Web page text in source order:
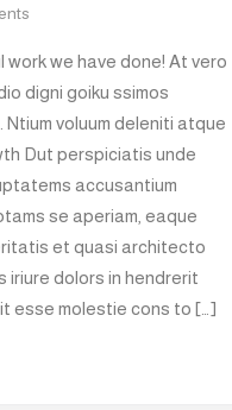
we have done! At vero
digni goiku ssimos
voluum deleniti atque
Dut perspiciatis unde
accusantium
se aperiam, eaque
et quasi architecto
iriure dolors in hendrerit
esse molestie cons to […]